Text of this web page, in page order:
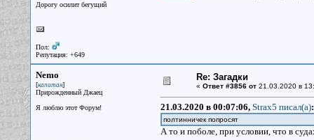
Дорогу осилит бегущий
Пол:
Репутация: +649
Nemo
[капитан]
Прирожденный Джаец
Я люблю этот Форум!
Re: Загадки
« Ответ #3856 от21.03.2020 в
21.03.2020 в 00:07:06, Strax5 писал(a):
полтинничек попросят
А то и поболе, при условии, что в